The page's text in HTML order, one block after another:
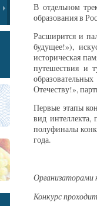
В отдельном
образования в
Расширится и
будущее!»),
историческая
путешествия и
Отечеству!»,
Первые этапы
вид
полуфиналы
года.
Конкурс